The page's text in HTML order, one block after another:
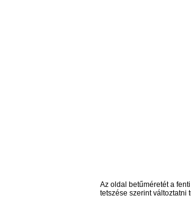
Az oldal betűméretét a
tetszése szerint változtatni